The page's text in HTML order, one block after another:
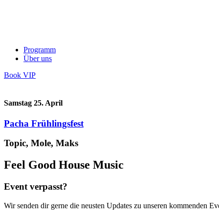
Programm
Über uns
Book VIP
Samstag 25. April
Pacha Frühlingsfest
Topic, Mole, Maks
Feel Good House Music
Event verpasst?
Wir senden dir gerne die neusten Updates zu unseren kommenden